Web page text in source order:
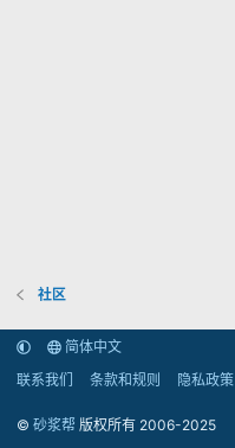
社区
简体中文
联系我们
条款和规则 隐私政策
© 砂浆帮 版权所有 2006-2025